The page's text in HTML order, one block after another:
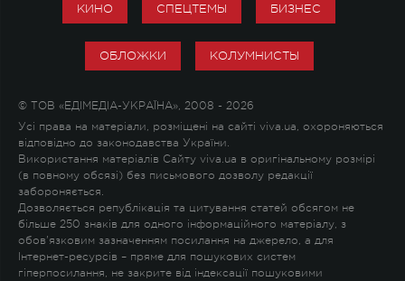
КИНО СПЕЦТЕМЫ БИЗНЕС
ОБЛОЖКИ КОЛУМНИСТЫ
© ТОВ «ЕДІМЕДІА-УКРАЇНА», 2008 - 2026
Усі права на матеріали, розміщені на сайті viva.ua, охороняються
відповідно до законодавства України.
Використання матеріалів Сайту viva.ua в оригінальному розмірі
(в повному обсязі) без письмового дозволу редакції
забороняється.
Дозволяється републікація та цитування статей обсягом не
більше 250 знаків для одного інформаційного матеріалу, з
обов'язковим зазначенням посилання на джерело, а для
Інтернет-ресурсів – пряме для пошукових систем
гіперпосилання, не закрите від індексації пошуковими